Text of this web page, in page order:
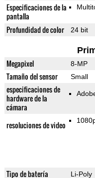
Especificaciones de la
pantalla
Profundidad de color 24 bit
Megapixel 8-MP
Tamaño del sensor Small
especificaciones de
hardware de la
cámara
resoluciones de video
Tipo de batería Li-Poly